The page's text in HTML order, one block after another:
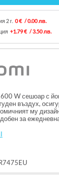
2 г. 0 € / 0.00 лв.
+1.79 € / 3.50 лв.
W сешоар с
въздух,
му дизайн
за